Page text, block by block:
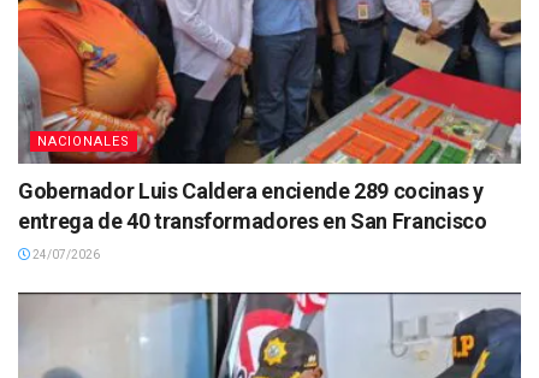
NACIONALES
Gobernador Luis Caldera enciende 289 cocinas y
entrega de 40 transformadores en San Francisco
24/07/2026